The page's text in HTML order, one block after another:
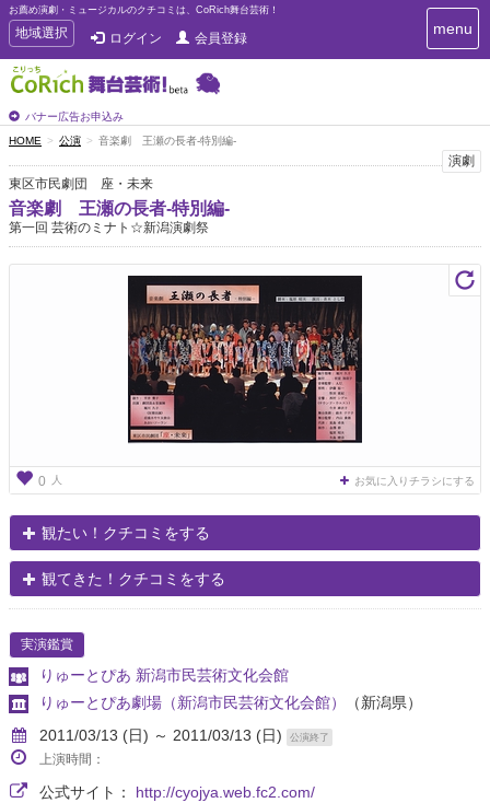
お薦め演劇・ミュージカルのクチコミは、CoRich舞台芸術！
T
o
g
g
e
n
a
v
i
g
a
地域選択 ログイン 会員登録
バナー広告お申込み
T
o
g
a
menu
HOME 公演 音楽劇 王瀬の長者-特別編-
演劇
東区市民劇団 座・未来
音楽劇 王瀬の長者-特別編-
第一回 芸術のミナト☆新潟演劇祭
0 人 お気に入りチラシにする
観たい！クチコミをする
観てきた！クチコミをする
実演鑑賞
りゅーとぴあ 新潟市民芸術文化会館
りゅーとぴあ劇場（新潟市民芸術文化会館）
（新潟県）
2011/03/13 (日) ～ 2011/03/13 (日)
公演終了
上演時間：
公式サイト： http://cyojya.web.fc2.com/